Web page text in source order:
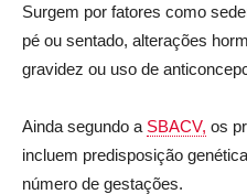
Surgem por fatores como
pé ou sentado, alterações
gravidez ou uso de
Ainda segundo a SBACV, os
incluem predisposição
número de gestações.